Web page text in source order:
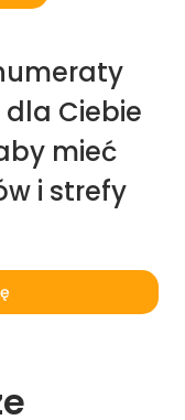
Ciebie
mieć
i strefy